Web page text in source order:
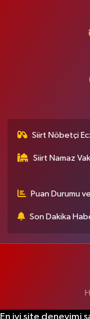
Siirt Nöbetçi
Siirt Namaz
Puan Durumu
Son Dakika
En iyi site deneyimi